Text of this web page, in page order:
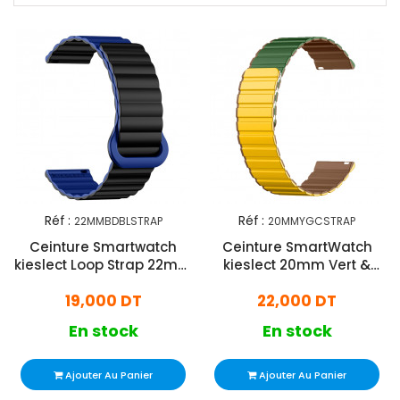
Réf : 22MMBDBLSTRAP
Ceinture Smartwatch
kieslect Loop Strap 22mm
19,000 DT
En stock
Ajouter Au Panier
Réf : 20MMYGCSTRAP
Ceinture SmartWatch
kieslect 20mm Vert &
22,000 DT
En stock
Ajouter Au Panier